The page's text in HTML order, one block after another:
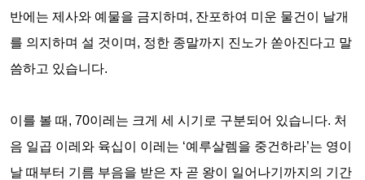
반에는 제사와 예물을 금지하며 , 잔포하여 미운 물건이 날개
를 의지하며 설 것이며 , 정한 종말까지 진노가 쏟아진다고 말
씀하고 있습니다.
이를 볼 때 , 70이레는 크게 세 시기로 구분되어 있습니다. 처
음 일곱 이레와 육십이 이레는 ‘예루살렘을 중건하라’는 영이
날 때부터 기름 부음을 받은 자 곧 왕이 일어나기까지의 기간